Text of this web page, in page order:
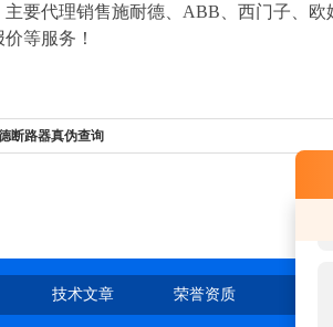
要代理销售施耐德、ABB、西门子、欧
等服务！
断路器真伪查询
技术文章 荣誉资质 在